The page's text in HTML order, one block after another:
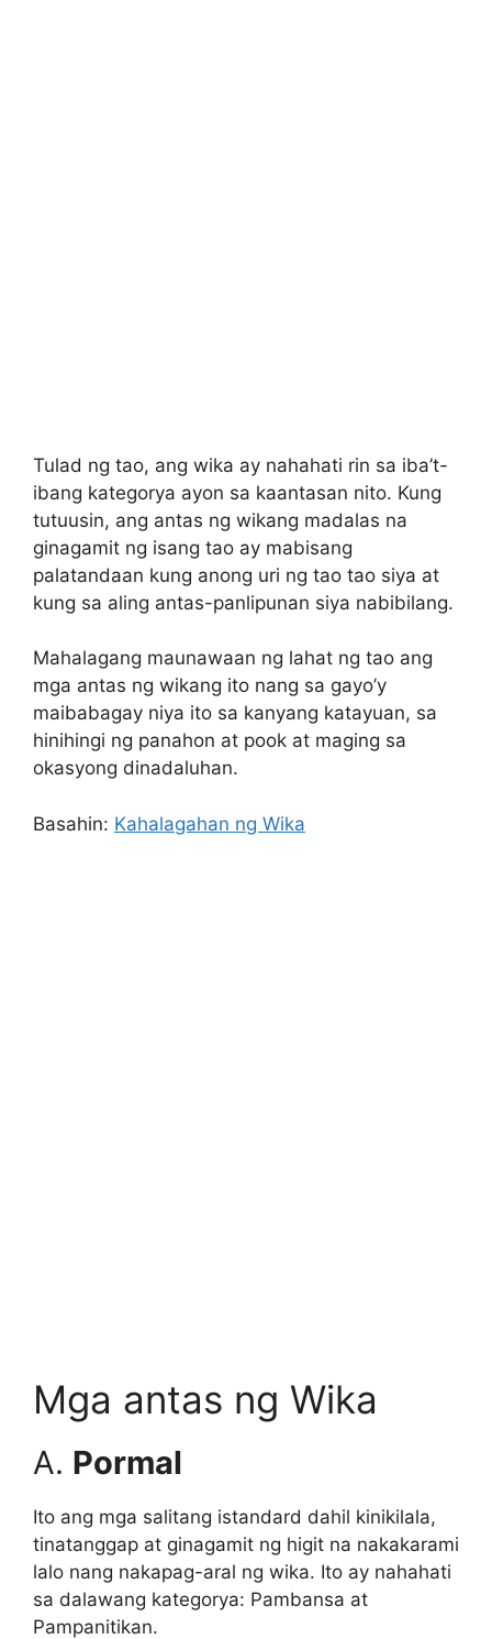
Tulad ng tao, ang wika ay nahahati rin sa iba’t-
ibang kategorya ayon sa kaantasan nito. Kung
tutuusin, ang antas ng wikang madalas na
ginagamit ng isang tao ay mabisang
palatandaan kung anong uri ng tao tao siya at
kung sa aling antas-panlipunan siya nabibilang.
Mahalagang maunawaan ng lahat ng tao ang
mga antas ng wikang ito nang sa gayo’y
maibabagay niya ito sa kanyang katayuan, sa
hinihingi ng panahon at pook at maging sa
okasyong dinadaluhan.
Basahin: Kahalagahan ng Wika
Mga antas ng Wika
A. Pormal
Ito ang mga salitang istandard dahil kinikilala,
tinatanggap at ginagamit ng higit na nakakarami
lalo nang nakapag-aral ng wika. Ito ay nahahati
sa dalawang kategorya: Pambansa at
Pampanitikan.